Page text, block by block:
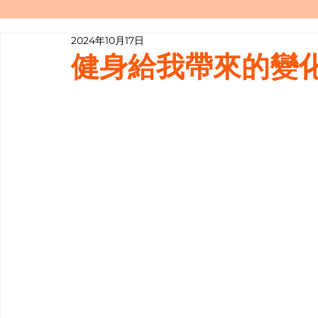
寫履歷表嘅技巧📝
健身給我帶來的變
2024年10月17日